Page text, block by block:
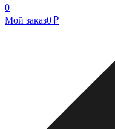
0
Мой заказ0 ₽